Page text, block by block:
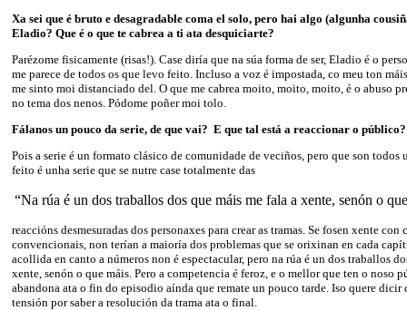
Xa sei que é bruto e desagradable coma el solo, pero hai algo (algunha
Eladio? Que é o que te cabrea a ti ata desquiciarte?
Parézome fisicamente (risas!). Case diría que na súa forma de ser, Eladio é o
me parece de todos os que levo feito. Incluso a voz é impostada, co meu ton
me sinto moi distanciado del. O que me cabrea moito, moito, moito, é o abuso
no tema dos nenos. Pódome poñer moi tolo.
Fálanos un pouco da serie, de que vai? E que tal está a reaccionar o público?
Pois a serie é un formato clásico de comunidade de veciños, pero que son todos
feito é unha serie que se nutre case totalmente das
“Na rúa é un dos traballos dos que máis me fala a xente, senón o
reaccións desmesuradas dos personaxes para crear as tramas. Se fosen xente con
convencionais, non terían a maioría dos problemas que se orixinan en cada
acollida en canto a números non é espectacular, pero na rúa é un dos traballos
xente, senón o que máis. Pero a competencia é feroz, e o mellor que ten o noso
abandona ata o fin do episodio aínda que remate un pouco tarde. Iso quere dicir
tensión por saber a resolución da trama ata o final.